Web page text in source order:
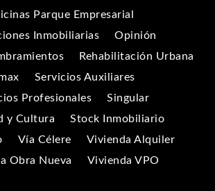
Parque Empresarial
Inmobiliarias
Opinión
Rehabilitación Urbana
Servicios Auxiliares
Profesionales
Singular
y Cultura
Stock Inmobiliario
Vía Célere
Vivienda Alquiler
Obra Nueva
Vivienda VPO